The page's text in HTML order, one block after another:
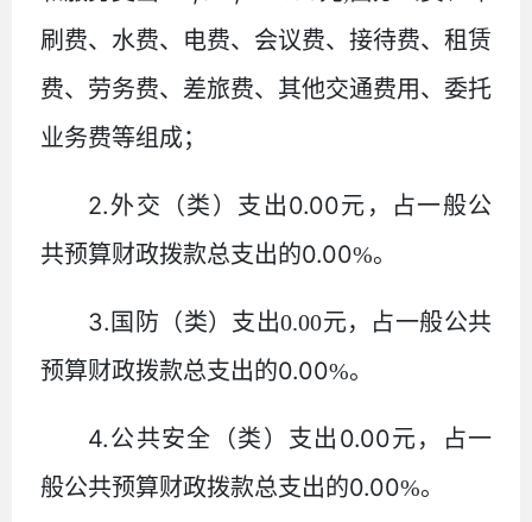
刷费、水费、电费、会议费、接待费、租赁
费、劳务费、差旅费、其他交通费用、委托
业务费等组成；
2.外交（类）支出0.00元，占一般公
共预算财政拨款总支出的0.00%。
3. 国防（类）支出0.00元，占一般公共
预算财政拨款总支出的0.00%。
4.公共安全（类）支出 0.00元，占一
般公共预算财政拨款总支出的0.00%。